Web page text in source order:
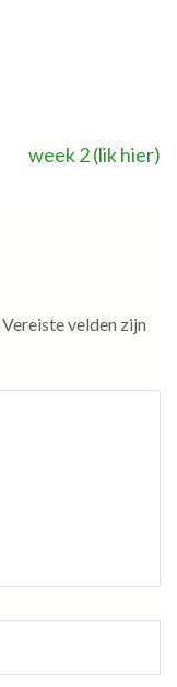
week 2 (lik hier)
Vereiste velden zijn